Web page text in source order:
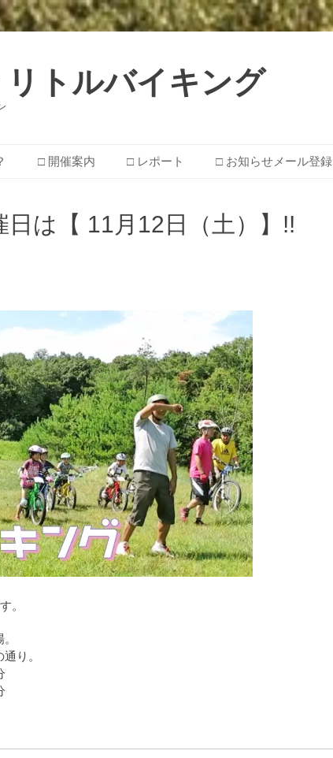
トルバイキング
□ 開催案内 □ レポート □ お知らせメール登録
は【 11月12日（土）】!!
。
り。